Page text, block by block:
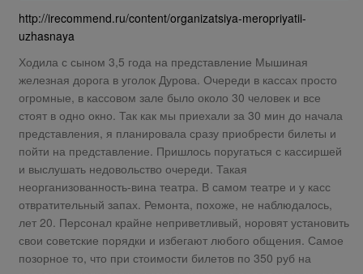
http://irecommend.ru/content/organizatsiya-meropriyatii-
uzhasnaya
Ходила с сыном 3,5 года на представление Мышиная
железная дорога в уголок Дурова. Очереди в кассах просто
огромные, в кассовом зале было около 30 человек и все
стоят в одно окно. Так как мы приехали за 30 мин до начала
представления, я планировала сразу приобрести билеты и
пойти на представление. Пришлось поругаться с кассиршей
и выслушать недовольство очереди. Такая
неорганизованность-вина театра. В самом театре и у касс
отвратительный запах. Ремонта, похоже, не наблюдалось,
лет 20. Персонал крайне неприветливый, норовят установить
свои советские порядки и избегают любого общения. Самое
позорное то, что при стоимости билетов по 350 руб на